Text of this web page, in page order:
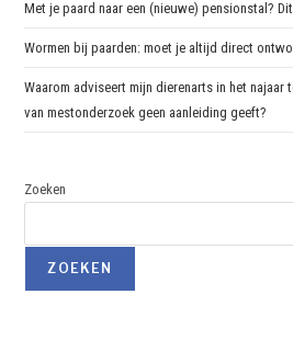
Met je paard naar een (nieuwe) pensionstal?
Wormen bij paarden: moet je altijd direct
Waarom adviseert mijn dierenarts in het
van mestonderzoek geen aanleiding geeft?
Zoeken
ZOEKEN